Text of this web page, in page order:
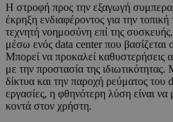
Η στροφή προς την εξαγωγή
έκρηξη ενδιαφέροντος για την
τεχνητή νοημοσύνη επί της
μέσω ενός data center που βασίζεται
Μπορεί να προκαλεί καθυστερήσεις
με την προστασία της ιδιωτικότητας.
δίκτυα και την παροχή ρεύματος του
εργασίες, η φθηνότερη λύση είναι να
κοντά στον χρήστη.